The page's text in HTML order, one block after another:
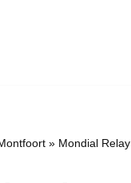
» Mondial Relay